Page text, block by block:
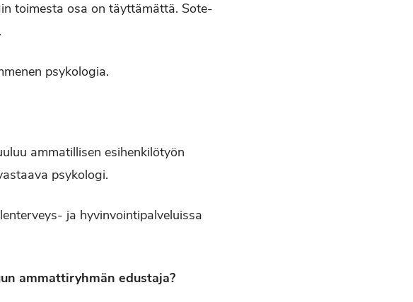
toimesta osa on täyttämättä. Sote-
psykologia.
ammatillisen esihenkilötyön
psykologi.
ja hyvinvointipalveluissa
ammattiryhmän edustaja?